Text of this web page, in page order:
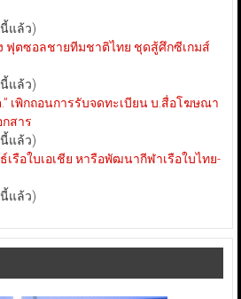
แล้ว)
ฟุตซอลชายทีมชาติไทย ชุดสู้ศึกซีเกมส์
แล้ว)
.” เพิกถอนการรับจดทะเบียน บ.สื่อโฆษณา
สาร
แล้ว)
เรือใบเอเชีย หารือพัฒนากีฬาเรือใบไทย-
แล้ว)